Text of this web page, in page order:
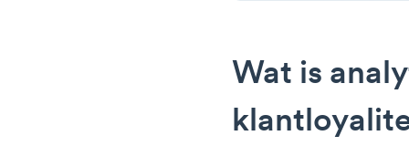
Wat is